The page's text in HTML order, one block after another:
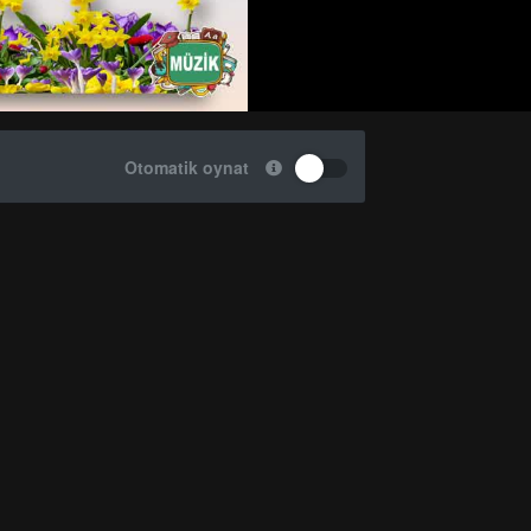
Otomatik oynat